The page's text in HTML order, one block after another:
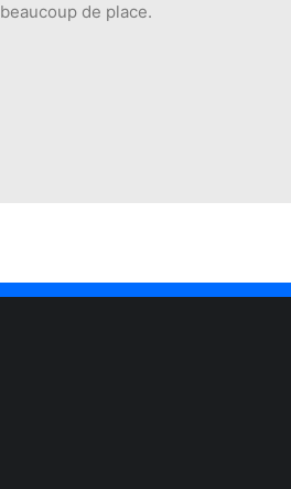
beaucoup de place.